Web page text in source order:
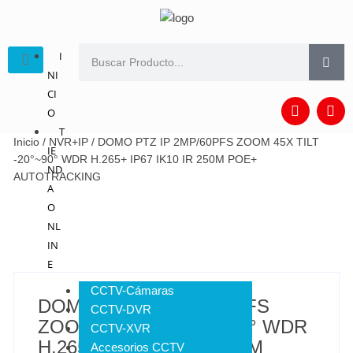
I
NI
CI
O
T
IE
ND
A
O
NL
IN
E
CCTV-Cámaras
CCTV-DVR
CCTV-XVR
Accesorios CCTV
Inicio / NVR+IP / DOMO PTZ IP 2MP/60PFS ZOOM 45X TILT
-20°~90° WDR H.265+ IP67 IK10 IR 250M POE+
AUTOTRACKING
DOMO PTZ IP 2MP/60PFS
ZOOM 45X TILT -20°~90° WDR
H.265+ IP67 IK10 IR 250M